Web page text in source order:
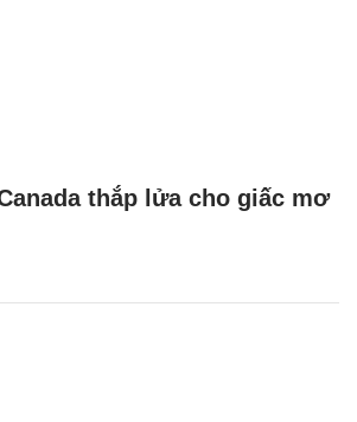
thắp lửa cho giấc mơ